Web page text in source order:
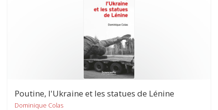
Poutine, l'Ukraine et les statues de Lénine
Dominique Colas